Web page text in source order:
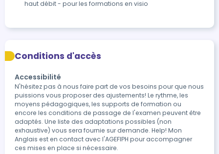
haut débit - pour les formations en visio
Conditions d'accès
Accessibilité
N'hésitez pas à nous faire part de vos besoins pour que nous
puissions vous proposer des ajustements! Le rythme, les
moyens pédagogiques, les supports de formation ou
encore les conditions de passage de l'examen peuvent être
adaptés. Une liste des adaptations possibles (non
exhaustive) vous sera fournie sur demande. Help! Mon
Anglais est en contact avec l'AGEFIPH pour accompagner
ces mises en place si nécessaire.